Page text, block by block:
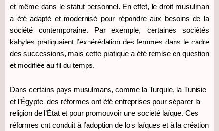
et même dans le statut personnel. En effet, le droit musulman
a été adapté et modernisé pour répondre aux besoins de la
société contemporaine. Par exemple, certaines sociétés
kabyles pratiquaient l’exhérédation des femmes dans le cadre
des successions, mais cette pratique a été remise en question
et modifiée au fil du temps.
Dans certains pays musulmans, comme la Turquie, la Tunisie
et l’Égypte, des réformes ont été entreprises pour séparer la
religion de l’État et pour promouvoir une société laïque. Ces
réformes ont conduit à l’adoption de lois laïques et à la création